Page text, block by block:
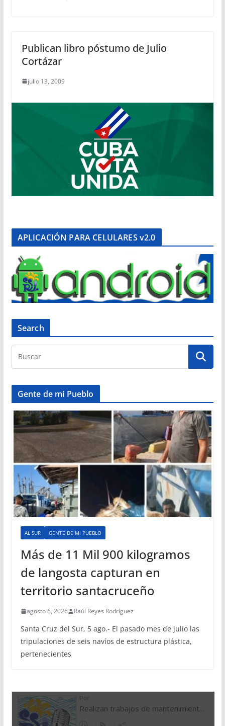
Publican libro póstumo de Julio
Cortázar
julio 13, 2009
APLICACIÓN PARA CELULARES v2.0
Search
Gente de mi Pueblo
AL SUR GENTE DE MI PUEBLO
Más de 11 Mil 900 kilogramos
de langosta capturan en
territorio santacruceño
agosto 6, 2026 Raúl Reyes Rodríguez
Santa Cruz del Sur, 5 ago.- El pasado mes de julio las
tripulaciones de seis navíos de estructura plástica,
pertenecientes